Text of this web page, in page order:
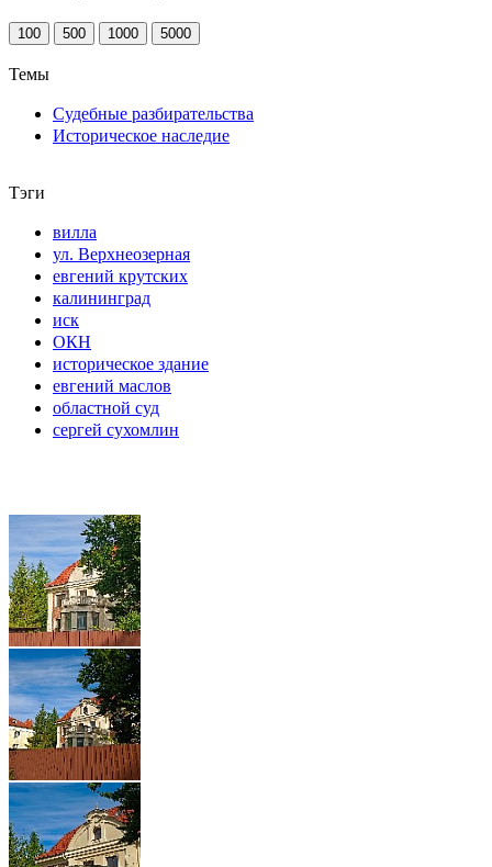
100 500 1000 5000
Темы
Судебные разбирательства
Историческое наследие
Тэги
вилла
ул. Верхнеозерная
евгений крутских
калининград
иск
ОКН
историческое здание
евгений маслов
областной суд
сергей сухомлин